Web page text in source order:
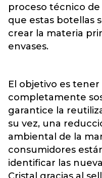
proceso técnico
que estas botellas
crear la materia
envases.
El objetivo es
completamente
garantice la
su vez, una
ambiental de la
consumidores
identificar las